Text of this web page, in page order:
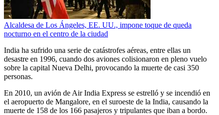
Alcaldesa de Los Ángeles, EE. UU., impone toque de queda
nocturno en el centro de la ciudad
India ha sufrido una serie de catástrofes aéreas, entre ellas un
desastre en 1996, cuando dos aviones colisionaron en pleno vuelo
sobre la capital Nueva Delhi, provocando la muerte de casi 350
personas.
En 2010, un avión de Air India Express se estrelló y se incendió en
el aeropuerto de Mangalore, en el suroeste de la India, causando la
muerte de 158 de los 166 pasajeros y tripulantes que iban a bordo.